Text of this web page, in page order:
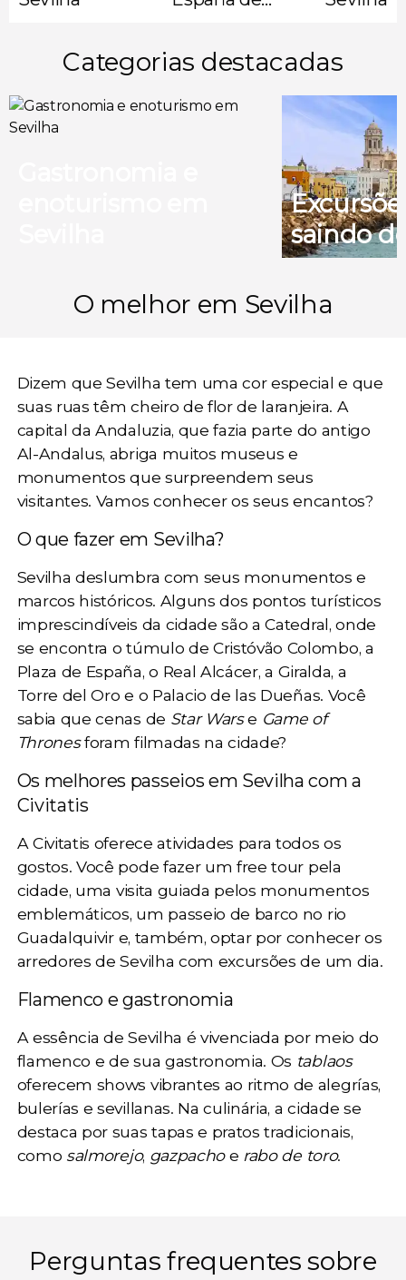
Categorias destacadas
saindo
O melhor em Sevilha
Dizem que Sevilha tem uma cor especial e que
suas ruas têm cheiro de flor de laranjeira. A
capital da Andaluzia, que fazia parte do antigo
Al-Andalus, abriga muitos museus e
monumentos que surpreendem seus
visitantes. Vamos conhecer os seus encantos?
O que fazer em Sevilha?
Sevilha deslumbra com seus monumentos e
marcos históricos. Alguns dos pontos turísticos
imprescindíveis da cidade são aCatedral, onde
se encontra o túmulo de Cristóvão Colombo, a
Plaza de España, o Real Alcácer, a Giralda, a
Torre del Oro e o Palacio de las Dueñas. Você
sabia que cenas de Star Warse Game of
Thronesforam filmadas na cidade?
Os melhores passeios em Sevilha com a
Civitatis
A Civitatis oferece atividades para todos os
gostos. Você pode fazer umfree tour pela
cidade, uma visita guiada pelos monumentos
emblemáticos, um passeio de barco no rio
Guadalquivire, também, optar por conhecer os
arredores de Sevilha com excursões de um dia.
Flamenco e gastronomia
A essência de Sevilha é vivenciada por meio do
flamenco e de sua gastronomia. Os tablaos
oferecem shows vibrantes ao ritmo de alegrías,
bulerías e sevillanas. Na culinária, a cidade se
destaca por suas tapas e pratos tradicionais,
como salmorejo, gazpacho e rabo de toro.
Perguntas frequentes sobre